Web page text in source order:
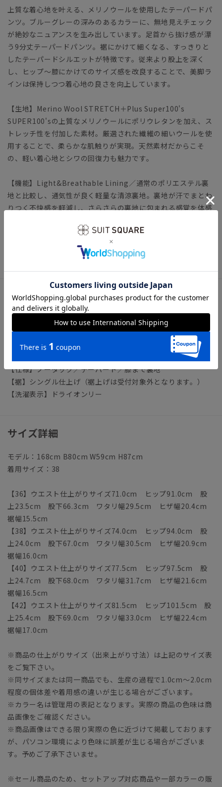
上質な着心地を叶える、メリノウールを使用したテーパードパ
ンツ。ブルーグレーの深みのあるカラーに、無地見えチェック
が絶妙なニュアンスを生み出しています。足首から抜け感が漂
う9分丈テーパードパンツ。裾にかけて細くなる、すっきりと
したテーパードシルエットが特徴です。従来より股上を深く
し、ヒップ～膝にかけてのサイズ感を改良することで、美脚ラ
インは保持しつつ着心地の良さを向上しています。
【生地】Merino Wool STRETCH＋Plus Super100's
SUPER100'sの上質なメリノウールにポリウレタンを加え、ス
トレッチ性を付加した素材。厳選された繊維の細いウールを使
用することで、柔らかな肌触りが実現。天然素材だからこそ
の、軽い着心地とシワの回復力も魅力です。
【機能】Light&Breathable Lining／通常のポリエステル裏
地と比較し、通気性が良く軽量な清涼裏地。裏地が汗でまとわ
りつく不快感を軽減し、さらさらの裏地に包まれる感覚を体感
レディーススーツ ビジネス スラックス くるぶし丈 アン
クル丈 9分丈 ストレッチ 清涼
アイテム詳細
＊セット着用可（ジャケット、ワイドパンツは別売りとなりま
す。）
ジャケット：BT5104J1-MD ワイドパンツ：BT5104P2-MD
【仕様】ノータック／テーパード／膝まで裏地
【裾】シングル仕上げ（裾上げは受付対象外となります。）
【洗濯表示】ドライオンリー
サイズ詳細
モデル：168cm B80cm W59cm H87cm
着用サイズ：38
【36】ウエスト仕上がりサイズ71.0cm ヒップ91.0cm 股
上23.5cm 股下66.3cm ワタリ幅29.5cm ヒザ幅20.4cm
裾幅15.5cm
【38】ウエスト仕上がりサイズ74.0cm ヒップ94.0cm 股
上24.0cm 股下67.0cm ワタリ幅30.5cm ヒザ幅20.9cm
裾幅16.0cm
【40】ウエスト仕上がりサイズ77.5cm ヒップ97.5cm 股
上24.7cm 股下68.0cm ワタリ幅31.7cm ヒザ幅21.6cm
裾幅16.5cm
【42】ウエスト仕上がりサイズ81.5cm ヒップ101.5cm 股
上25.4cm 股下69.0cm ワタリ幅33.0cm ヒザ幅22.4cm
裾幅17.0cm
※商品の仕上がりサイズ（出来上がり寸法）は上記のサイズ表
をご覧下さい。
※同サイズまたは同一商品でも、生産の過程で1.0cm～2.0cm
程度の個体差や着用感の違いが生じる場合がございます。
※カラー名は管理用の表記となります。実際の商品の色味は商
品画像をご確認ください。
※商品画像はできる限り実際の色に近づけて掲載しております
が、パソコン環境により色味に誤差が生じる場合がございま
す。予めご了承下さいませ。
※セール商品のため、セットアップ対応商品や一部カラーの販